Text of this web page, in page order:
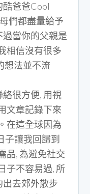
爸爸Cool
們都盡量給予
當你的父親是
相信沒有很多
想法並不流
很方便, 用視
文章記錄下來
在這全球因為
子讓我回歸到
品, 為避免社交
子不容易過, 所
去郊外散步